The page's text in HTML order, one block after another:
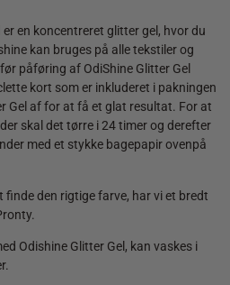
en koncentreret glitter gel, hvor du
kan bruges på alle tekstiler og
påføring af OdiShine Glitter Gel
kort som er inkluderet i pakningen
Gel af for at få et glat resultat. For at
skal det tørre i 24 timer og derefter
med et stykke bagepapir ovenpå
finde den rigtige farve, har vi et bredt
Odishine Glitter Gel, kan vaskes i